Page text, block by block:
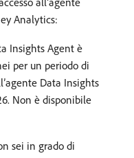
Analytics:
Insights Agent è
per un periodo di
Data Insights
Non è disponibile
sei in grado di